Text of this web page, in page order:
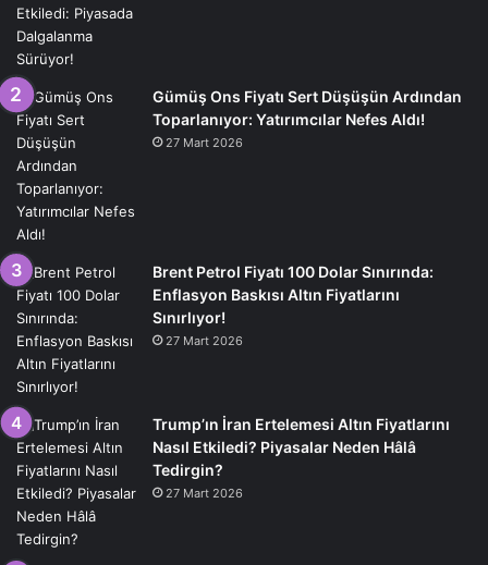
Gümüş Ons Fiyatı Sert Düşüşün Ardından
Toparlanıyor: Yatırımcılar Nefes Aldı!
27 Mart 2026
Brent Petrol Fiyatı 100 Dolar Sınırında:
Enflasyon Baskısı Altın Fiyatlarını
Sınırlıyor!
27 Mart 2026
Trump’ın İran Ertelemesi Altın Fiyatlarını
Nasıl Etkiledi? Piyasalar Neden Hâlâ
Tedirgin?
27 Mart 2026